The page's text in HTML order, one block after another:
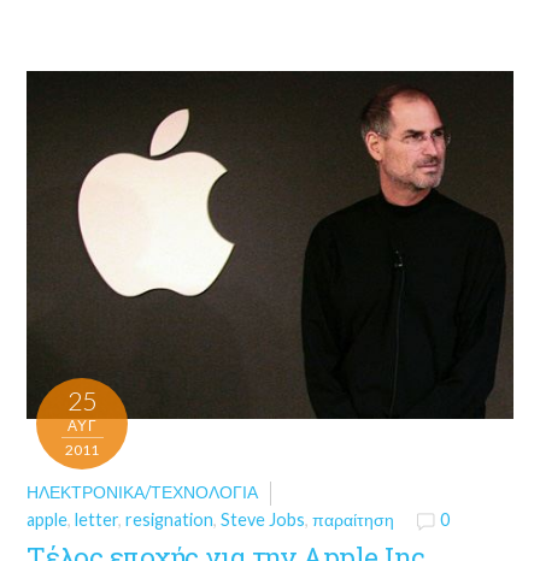
25
ΑΥΓ
2011
ΗΛΕΚΤΡΟΝΙΚΆ/ΤΕΧΝΟΛΟΓΊΑ
apple,letter,resignation,Steve Jobs,παραίτηση 0